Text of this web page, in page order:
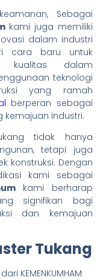
Sebagai
kami juga memiliki
dalam industri
cara baru untuk
kualitas dalam
teknologi
yang ramah
berperan sebagai
industri.
tidak hanya
tetapi juga
konstruksi. Dengan
kami sebagai
kami berharap
signifikan bagi
dan kemajuan
Tukang
KEMENKUMHAM